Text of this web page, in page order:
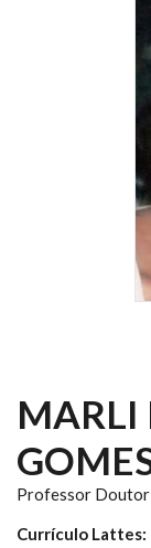
MARLI
Professor Doutor
Currículo Lattes: